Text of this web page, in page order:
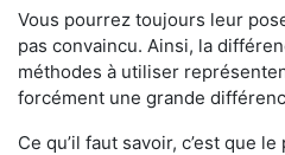
Vous pourrez toujours leur
pas convaincu. Ainsi, la
méthodes à utiliser
forcément une grande
Ce qu’il faut savoir, c’est que